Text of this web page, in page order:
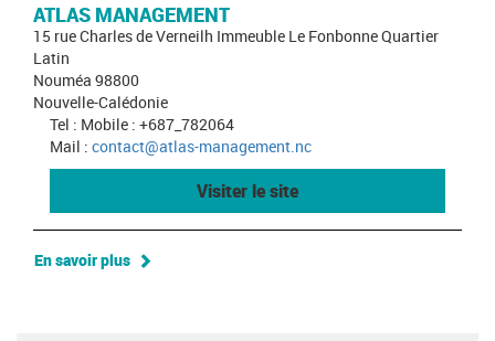
ATLAS MANAGEMENT
15 rue Charles de Verneilh Immeuble Le Fonbonne Quartier
Latin
Nouméa 98800
Nouvelle-Calédonie
Tel : Mobile : +687_782064
Mail : contact@atlas-management.nc
Visiter le site
En savoir plus